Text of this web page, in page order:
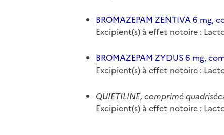
BROMAZEPAM ZENTIVA 6 mg,
Excipient(s) à effet notoire :
BROMAZEPAM ZYDUS 6 mg,
Excipient(s) à effet notoire :
QUIETILINE, comprimé
Excipient(s) à effet notoire :